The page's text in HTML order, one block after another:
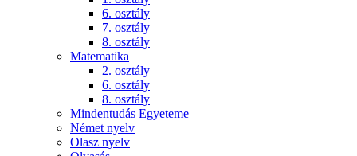
6. osztály
7. osztály
8. osztály
Matematika
2. osztály
6. osztály
8. osztály
Mindentudás Egyeteme
Német nyelv
Olasz nyelv